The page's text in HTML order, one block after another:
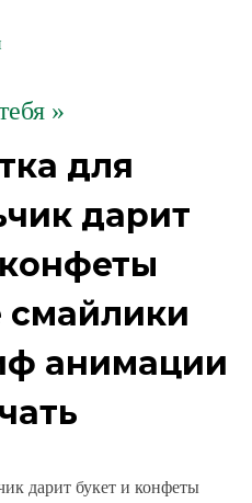
»
для
дарит
смайлики
анимации
дарит букет и конфеты